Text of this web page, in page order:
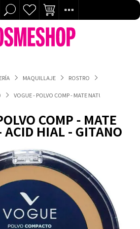
MAQUILLAJE ROSTRO
VOGUE - POLVO COMP - MATE NATURAL - ACID
COMP - MATE
ACID HIAL - GITANO